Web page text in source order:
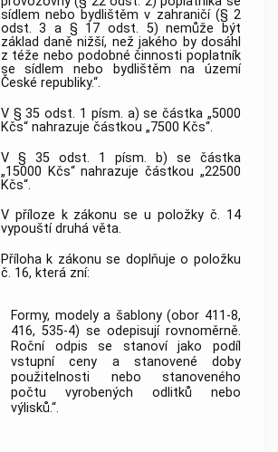
sídlem nebo bydlištěm v zahraničí (§ 2
odst. 3 a § 17 odst. 5) nemůže být
základ daně nižší, než jakého by dosáhl
z téže nebo podobné činnosti poplatník
se sídlem nebo bydlištěm na území
České republiky.“.
V § 35 odst. 1 písm. a) se částka „5000
Kčs“ nahrazuje částkou „7500 Kčs“.
V § 35 odst. 1 písm. b) se částka
„15000 Kčs“ nahrazuje částkou „22500
Kčs“.
V příloze k zákonu se u položky č. 14
vypouští druhá věta.
Příloha k zákonu se doplňuje o položku
č. 16, která zní:
Formy, modely a šablony (obor 411-8,
416, 535-4) se odepisují rovnoměrně.
Roční odpis se stanoví jako podíl
vstupní ceny a stanovené doby
použitelnosti nebo stanoveného
počtu vyrobených odlitků nebo
výlisků.“.